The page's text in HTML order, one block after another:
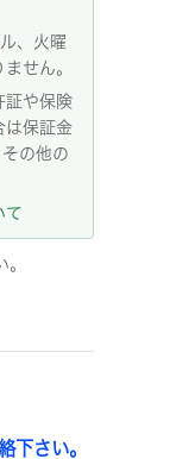
、火曜
せん。
証や保険
は保証金
の他の
て
下さい。